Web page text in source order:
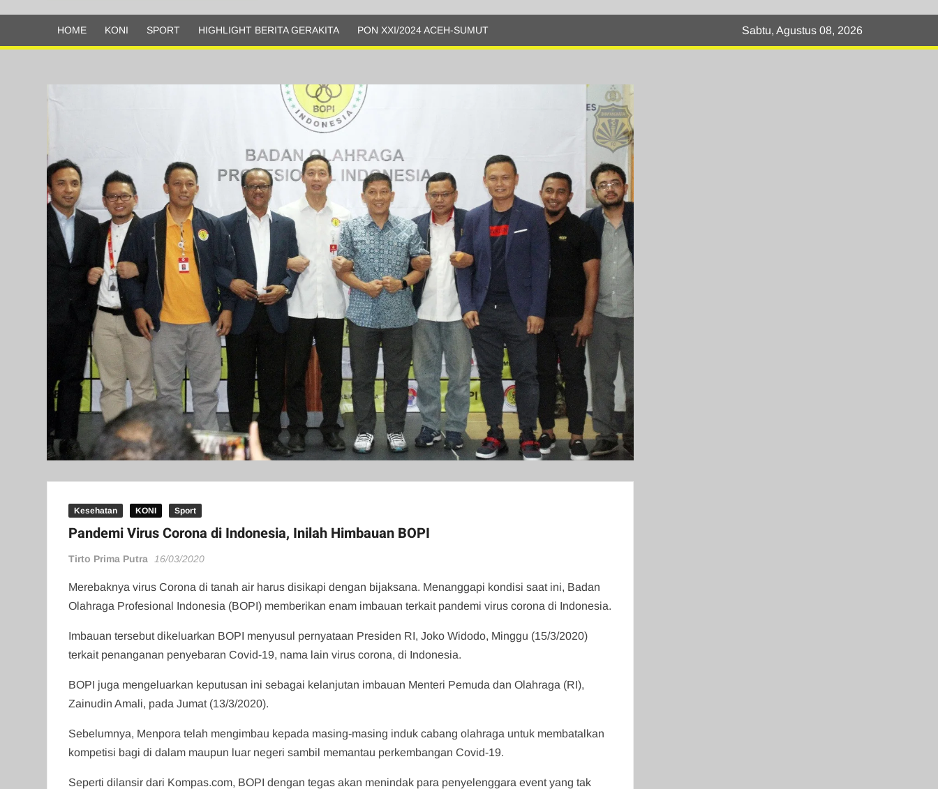
Olahraga
HOME KONI SPORT HIGHLIGHT BERITA GERAKITA PON XXI/2024 ACEH-SUMUT Sabtu, Agustus 08, 2026
Kesehatan KONI Sport
Pandemi Virus Corona di Indonesia, Inilah Himbauan BOPI
Tirto Prima Putra 16/03/2020
Merebaknya virus Corona di tanah air harus disikapi dengan bijaksana. Menanggapi kondisi saat ini, Badan
Olahraga Profesional Indonesia (BOPI) memberikan enam imbauan terkait pandemi virus corona di Indonesia.
Imbauan tersebut dikeluarkan BOPI menyusul pernyataan Presiden RI, Joko Widodo, Minggu (15/3/2020)
terkait penanganan penyebaran Covid-19, nama lain virus corona, di Indonesia.
BOPI juga mengeluarkan keputusan ini sebagai kelanjutan imbauan Menteri Pemuda dan Olahraga (RI),
Zainudin Amali, pada Jumat (13/3/2020).
Sebelumnya, Menpora telah mengimbau kepada masing-masing induk cabang olahraga untuk membatalkan
kompetisi bagi di dalam maupun luar negeri sambil memantau perkembangan Covid-19.
Seperti dilansir dari Kompas.com, BOPI dengan tegas akan menindak para penyelenggara event yang tak